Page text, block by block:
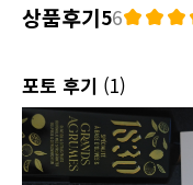
상품후기56
포토 후기 (1)